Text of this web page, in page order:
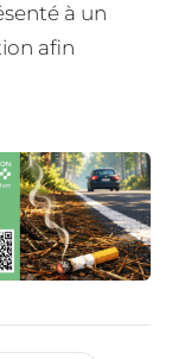
à un
afin